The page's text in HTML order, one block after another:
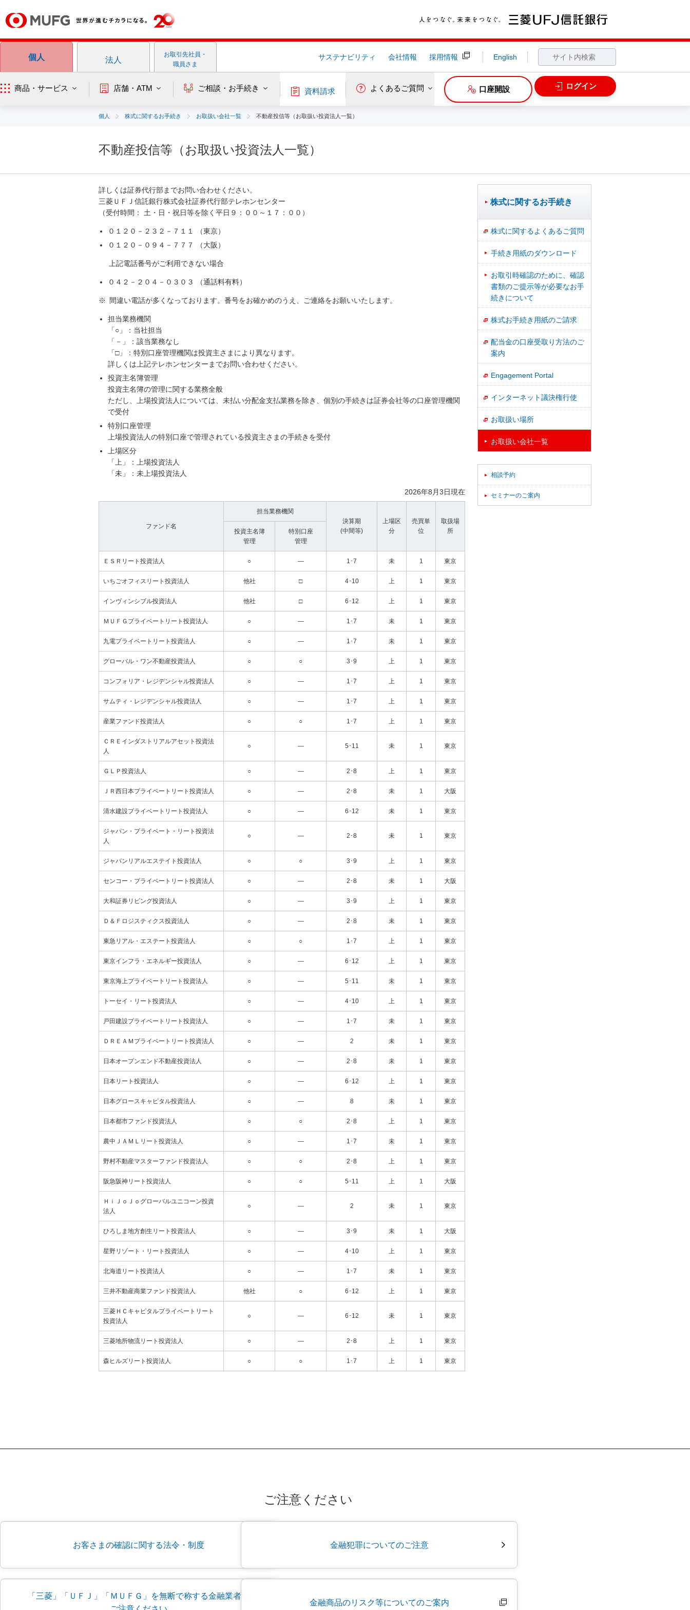
個人 法人
お取引先社員・
職員さま
サステナビリティ 会社情報 採用情報 English
商品・サービス 店舗・ATM ご相談・お手続き 資料請求 よくあるご質問 口座開設 ログイン
個人 株式に関するお手続き お取扱い会社一覧 不動産投信等（お取扱い投資法人一覧）
不動産投信等（お取扱い投資法人一覧）
詳しくは証券代行部までお問い合わせください。
三菱ＵＦＪ信託銀行株式会社証券代行部テレホンセンター
（受付時間： 土・日・祝日等を除く平日９：００～１７：００）
０１２０－２３２－７１１ （東京）
０１２０－０９４－７７７ （大阪）
上記電話番号がご利用できない場合
０４２－２０４－０３０３ （通話料有料）
※ 間違い電話が多くなっております。番号をお確かめのうえ、ご連絡をお願いいたします。
担当業務機関
「○」：当社担当
「－」：該当業務なし
「□」：特別口座管理機関は投資主さまにより異なります。
詳しくは上記テレホンセンターまでお問い合わせください。
投資主名簿管理
投資主名簿の管理に関する業務全般
ただし、上場投資法人については、未払い分配金支払業務を除き、個別の手続きは証券会社等の口座管理機関
で受付
特別口座管理
上場投資法人の特別口座で管理されている投資主さまの手続きを受付
上場区分
「上」：上場投資法人
「未」：未上場投資法人
2026年8月3日現在
ファンド名
担当業務機関
決算期
(中間等)
上場区
分
売買単
位
取扱場
所
投資主名簿
管理
特別口座
管理
ＥＳＲリート投資法人 ○ ― 1･7 未 1 東京
いちごオフィスリート投資法人 他社 □ 4･10 上 1 東京
インヴィンシブル投資法人 他社 □ 6･12 上 1 東京
ＭＵＦＧプライベートリート投資法人 ○ ― 1･7 未 1 東京
九電プライベートリート投資法人 ○ ― 1･7 未 1 東京
グローバル・ワン不動産投資法人 ○ ○ 3･9 上 1 東京
コンフォリア・レジデンシャル投資法人 ○ ― 1･7 上 1 東京
サムティ・レジデンシャル投資法人 ○ ― 1･7 上 1 東京
産業ファンド投資法人 ○ ○ 1･7 上 1 東京
ＣＲＥインダストリアルアセット投資法
人
○ ― 5･11 未 1 東京
ＧＬＰ投資法人 ○ ― 2･8 上 1 東京
ＪＲ西日本プライベートリート投資法人 ○ ― 2･8 未 1 大阪
清水建設プライベートリート投資法人 ○ ― 6･12 未 1 東京
ジャパン・プライベート・リート投資法
人
○ ― 2･8 未 1 東京
ジャパンリアルエステイト投資法人 ○ ○ 3･9 上 1 東京
センコー・プライベートリート投資法人 ○ ― 2･8 未 1 大阪
大和証券リビング投資法人 ○ ― 3･9 上 1 東京
Ｄ＆Ｆロジスティクス投資法人 ○ ― 2･8 未 1 東京
東急リアル・エステート投資法人 ○ ○ 1･7 上 1 東京
東京インフラ・エネルギー投資法人 ○ ― 6･12 上 1 東京
東京海上プライベートリート投資法人 ○ ― 5･11 未 1 東京
トーセイ・リート投資法人 ○ ― 4･10 上 1 東京
戸田建設プライベートリート投資法人 ○ ― 1･7 未 1 東京
ＤＲＥＡＭプライベートリート投資法人 ○ ― 2 未 1 東京
日本オープンエンド不動産投資法人 ○ ― 2･8 未 1 東京
日本リート投資法人 ○ ― 6･12 上 1 東京
日本グロースキャピタル投資法人 ○ ― 8 未 1 東京
日本都市ファンド投資法人 ○ ○ 2･8 上 1 東京
農中ＪＡＭＬリート投資法人 ○ ― 1･7 未 1 東京
野村不動産マスターファンド投資法人 ○ ○ 2･8 上 1 東京
阪急阪神リート投資法人 ○ ○ 5･11 上 1 大阪
ＨｉＪｏＪｏグローバルユニコーン投資
法人
○ ― 2 未 1 東京
ひろしま地方創生リート投資法人 ○ ― 3･9 未 1 大阪
星野リゾート・リート投資法人 ○ ― 4･10 上 1 東京
北海道リート投資法人 ○ ― 1･7 未 1 東京
三井不動産商業ファンド投資法人 他社 ○ 6･12 上 1 東京
三菱ＨＣキャピタルプライベートリート
投資法人
○ ― 6･12 未 1 東京
三菱地所物流リート投資法人 ○ ― 2･8 上 1 東京
森ヒルズリート投資法人 ○ ○ 1･7 上 1 東京
株式に関するお手続き
株式に関するよくあるご質問
手続き用紙のダウンロード
お取引時確認のために、確認
書類のご提示等が必要なお手
続きについて
株式お手続き用紙のご請求
配当金の口座受取り方法のご
案内
Engagement Portal
インターネット議決権行使
お取扱い場所
お取扱い会社一覧
相談予約
セミナーのご案内
ご注意ください
お客さまの確認に関する法令・制度 金融犯罪についてのご注意
「三菱」「ＵＦＪ」「ＭＵＦＧ」を無断で称する金融業者に
金融商品のリスク等についてのご案内